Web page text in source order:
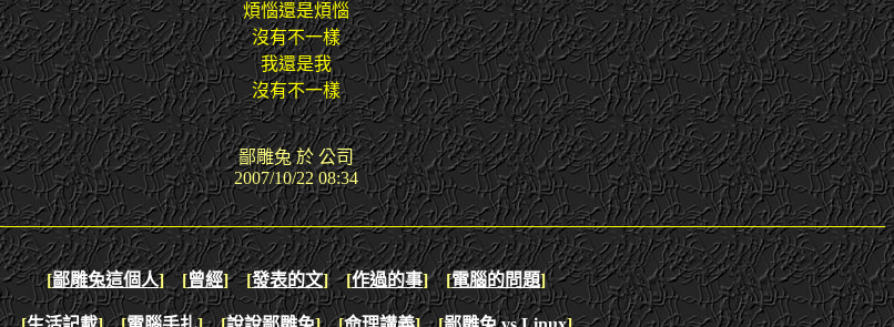
煩惱還是煩惱
沒有不一樣
我還是我
沒有不一樣
鄙雕兔 於 公司
2007/10/22 08:34
[鄙雕兔這個人] [曾經] [發表的文] [作過的事] [電腦的問題]